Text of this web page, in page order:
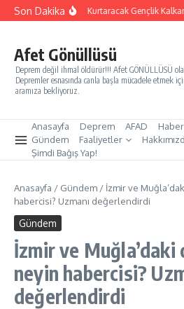
İçeriğe atla
Son DakikaYarınları Kurtaracak Gençlik
Afet Gönüllüsü
Deprem değil ihmal öldürür!!! Afet GÖNÜLLÜSÜ
Depremler esnasında canla başla mücadele etmek
aramıza bekliyoruz.
Anasayfa Deprem AFAD
Gündem
Faaliyetler
Şimdi Bağış Yap!
Anasayfa / Gündem / İzmir ve
habercisi? Uzmanı değerlendirdi
Gündem
İzmir ve Muğla’daki
neyin habercisi?
değerlendirdi